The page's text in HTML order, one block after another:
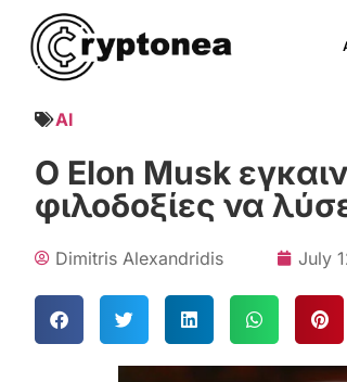
AI
Ο Elon Musk
φιλοδοξίες να
Dimitris Alexandridis July